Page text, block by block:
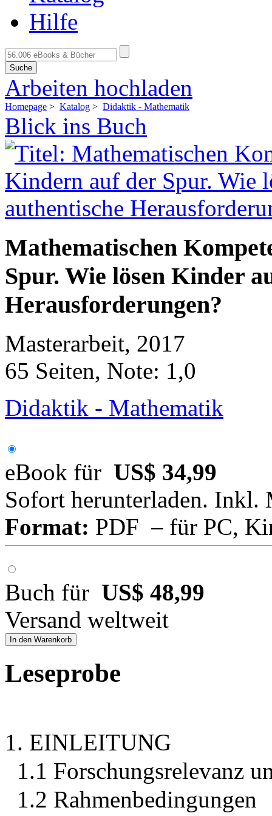
Hilfe
Suche
Arbeiten hochladen
Homepage > Katalog > Didaktik - Mathematik
Blick ins Buch
Mathematischen
Spur. Wie lösen Kinder
Herausforderungen?
Masterarbeit, 2017
65 Seiten, Note: 1,0
Didaktik - Mathematik
eBook für US$ 34,99
Sofort herunterladen. Inkl.
Format: PDF – für PC,
Buch für US$ 48,99
Versand weltweit
In den Warenkorb
Leseprobe
1. EINLEITUNG
1.1 Forschungsrelevanz
1.2 Rahmenbedingungen